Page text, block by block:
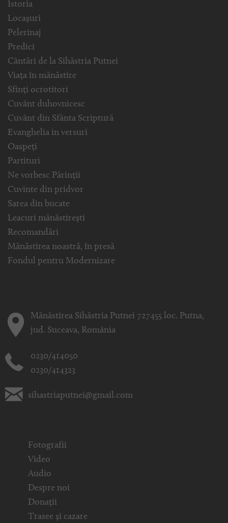
Istoria
Locașuri
Pelerinaj
Predici
Cântări de la Sihăstria Putnei
Viața în mănăstire
Sfinți ocrotitori
Cuvânt duhovnicesc
Cuvânt din Sfânta Scriptură
Evanghelia in versuri
Oaspeți
Partituri
Ne vorbesc Părinții
Cuvinte din pridvor
Sarea din bucate
Leacuri mănăstirești
Recomandări
Mănăstirea noastră, în presă
Fondul pentru Modernizare
Mănăstirea Sihăstria Putnei 727455 loc. Putna,
jud. Suceava, România
0230/414050
0230/414323
sihastriaputnei@gmail.com
Fotografii
Video
Audio
Despre noi
Donații
Trasee și cazare